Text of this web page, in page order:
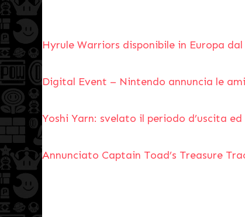
Hyrule Warriors disponibile in Europa
Digital Event – Nintendo annuncia le
Yoshi Yarn: svelato il periodo d’uscita
Annunciato Captain Toad’s Treasure